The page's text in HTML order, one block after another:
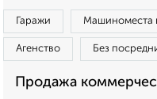
Гаражи Машиноместа
Агенство Без
Продажа